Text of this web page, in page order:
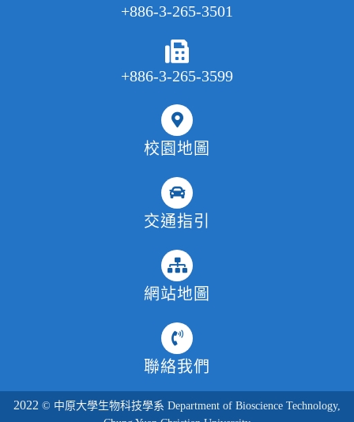
+886-3-265-3501
+886-3-265-3599
校園地圖
交通指引
網站地圖
聯絡我們
2022 © 中原大學生物科技學系 Department of Bioscience Technology,